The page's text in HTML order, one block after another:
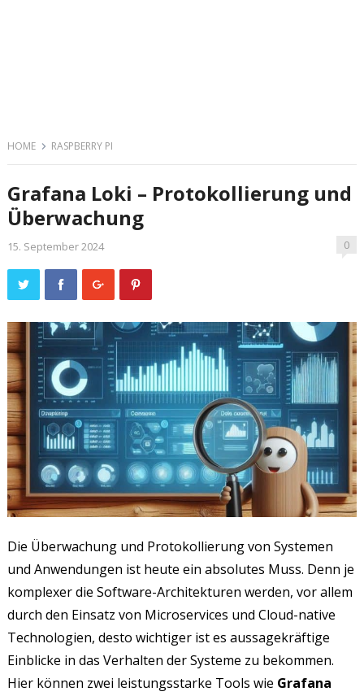
HOME RASPBERRY PI
Grafana Loki – Protokollierung und
Überwachung
15. September 2024 0
Die Überwachung und Protokollierung von Systemen
und Anwendungen ist heute ein absolutes Muss. Denn je
komplexer die Software-Architekturen werden, vor allem
durch den Einsatz von Microservices und Cloud-native
Technologien, desto wichtiger ist es aussagekräftige
Einblicke in das Verhalten der Systeme zu bekommen.
Hier können zwei leistungsstarke Tools wie Grafana